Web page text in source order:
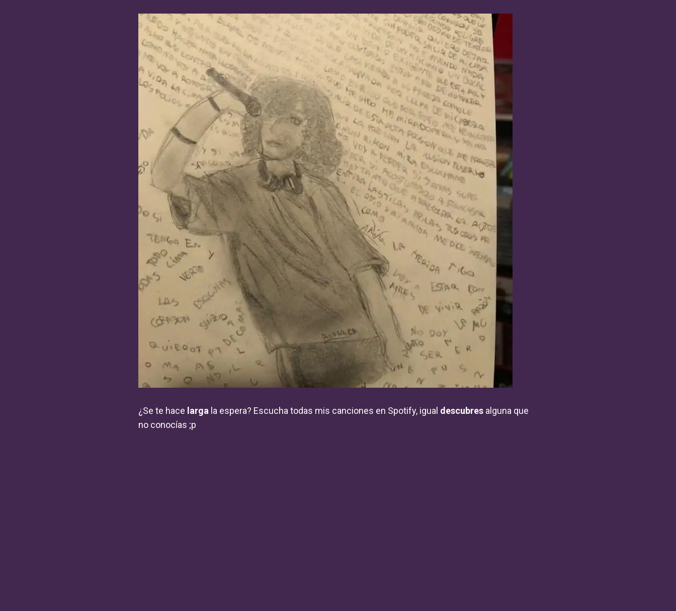
¿Se te hace larga la espera? Escucha todas mis canciones en Spotify, igual descubres alguna que
no conocías ;p